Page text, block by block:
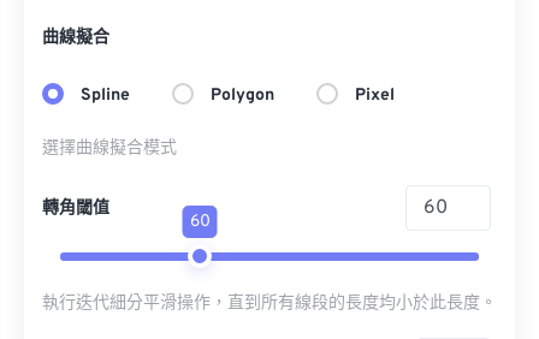
曲線擬合
Spline Polygon Pixel
選擇曲線擬合模式
轉角閾值
60
執行迭代細分平滑操作，直到所有線段的長度均小於此長度。